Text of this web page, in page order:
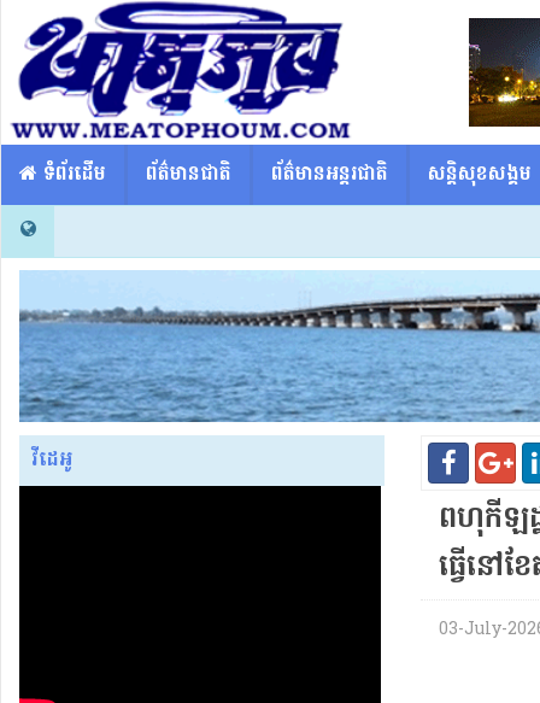
​​ ទំព័រដើម ព័ត៌មានជាតិ ព័ត៌មានអន្តរជាតិ សន្តិសុខសង្គម
វីដេអូ
ពហុ​កីឡដ្
ធ្វើ​នៅ​ខ
03-July-